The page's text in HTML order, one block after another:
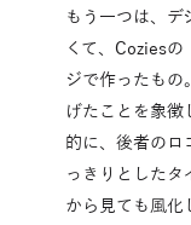
もう一つは、デ
くて、Cozies
ジで作ったもの
げたことを象徴
的に、後者のロ
っきりとしたタ
から見ても風化